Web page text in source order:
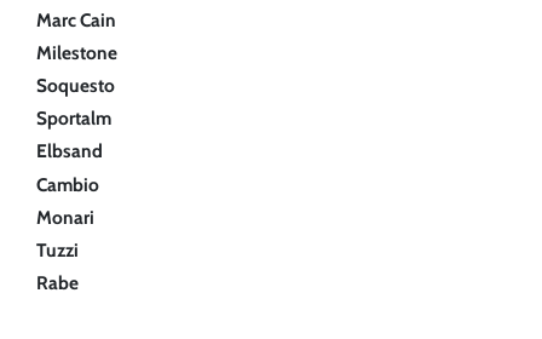
Marc Cain
Milestone
Soquesto
Sportalm
Elbsand
Cambio
Monari
Tuzzi
Rabe